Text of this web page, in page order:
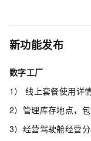
新功能发布
数字工厂
1） 线上套餐使用详
2）管理库存地点，
3）经营驾驶舱经营